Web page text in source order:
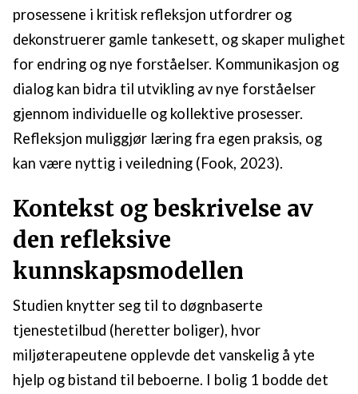
prosessene i kritisk refleksjon utfordrer og
dekonstruerer gamle tankesett, og skaper mulighet
for endring og nye forståelser. Kommunikasjon og
dialog kan bidra til utvikling av nye forståelser
gjennom individuelle og kollektive prosesser.
Refleksjon muliggjør læring fra egen praksis, og
kan være nyttig i veiledning (Fook, 2023).
Kontekst og beskrivelse av
den refleksive
kunnskapsmodellen
Studien knytter seg til to døgnbaserte
tjenestetilbud (heretter boliger), hvor
miljøterapeutene opplevde det vanskelig å yte
hjelp og bistand til beboerne. I bolig 1 bodde det